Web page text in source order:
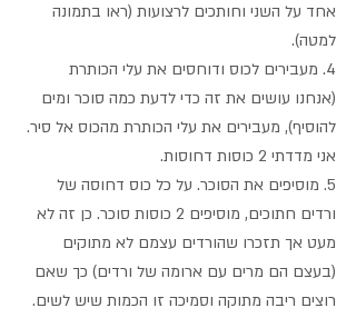
אחד על השני וחותכים לרצועות (ראו בתמונה
למטה).
4. מעבירים לכוס ודוחסים את עלי הכותרת
(אנחנו עושים את זה כדי לדעת כמה סוכר ומים
להוסיף), מעבירים את עלי הכותרת מהכוס אל סיר.
אני מדדתי 2 כוסות דחוסות.
5. מוסיפים את הסוכר. על כל כוס דחוסה של
ורדים חתוכים, מוסיפים 2 כוסות סוכר. כן זה לא
מעט אך תזכרו שהורדים עצמם לא מתוקים
(בעצם הם מרים עם ארומה של ורדים) כך שאם
רוצים ריבה מתוקה וסמיכה זו הכמות שיש לשים.